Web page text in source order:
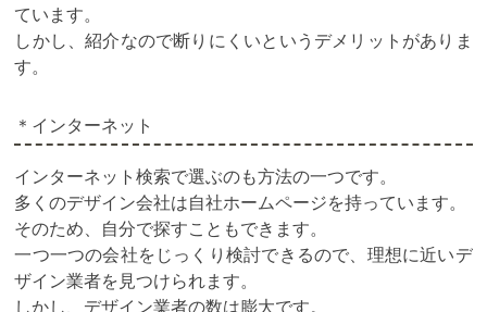
ています。
しかし、紹介なので断りにくいというデメリットがありま
す。
＊インターネット
インターネット検索で選ぶのも方法の一つです。
多くのデザイン会社は自社ホームページを持っています。
そのため、自分で探すこともできます。
一つ一つの会社をじっくり検討できるので、理想に近いデ
ザイン業者を見つけられます。
しかし、デザイン業者の数は膨大です。